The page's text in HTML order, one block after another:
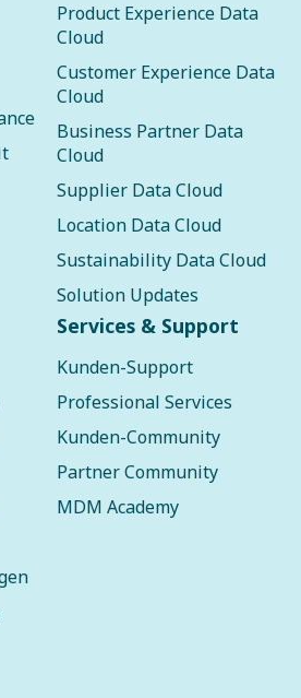
Product Experience Data
Cloud
Customer Experience Data
Cloud
Business Partner Data
Cloud
Supplier Data Cloud
Location Data Cloud
Sustainability Data Cloud
Solution Updates
Services & Support
Kunden-Support
Professional Services
Kunden-Community
Partner Community
MDM Academy